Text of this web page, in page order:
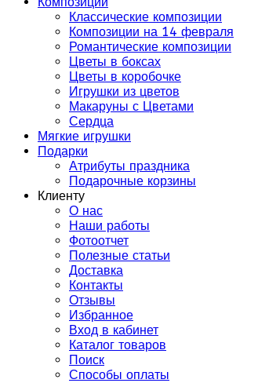
Классические композиции
Композиции на 14 февраля
Романтические композиции
Цветы в боксах
Цветы в коробочке
Игрушки из цветов
Макаруны с Цветами
Сердца
Мягкие игрушки
Подарки
Атрибуты праздника
Подарочные корзины
Клиенту
О нас
Наши работы
Фотоотчет
Полезные статьи
Доставка
Контакты
Отзывы
Избранное
Вход в кабинет
Каталог товаров
Поиск
Способы оплаты